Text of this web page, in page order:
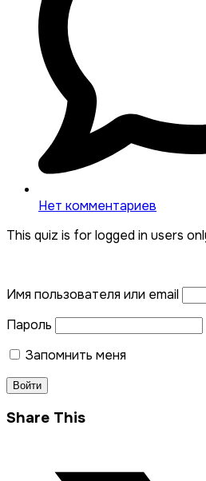
Нет комментариев
This quiz is for logged in users
Имя пользователя или email
Пароль
Запомнить меня
Share This